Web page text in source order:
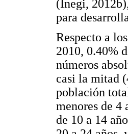
(Inegi,
para
Respecto a
2010, 0.40%
números
casi la mitad
población
menores de 4
de 10 a 14